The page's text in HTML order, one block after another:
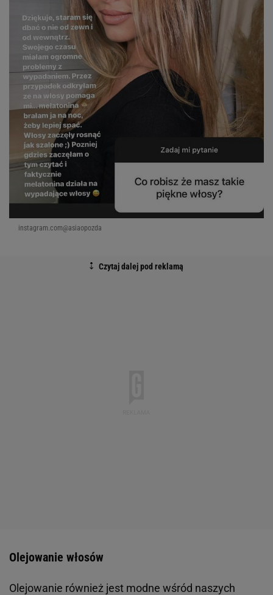
instagram.com@asiaopozda
Olejowanie włosów
Olejowanie również jest modne wśród naszych